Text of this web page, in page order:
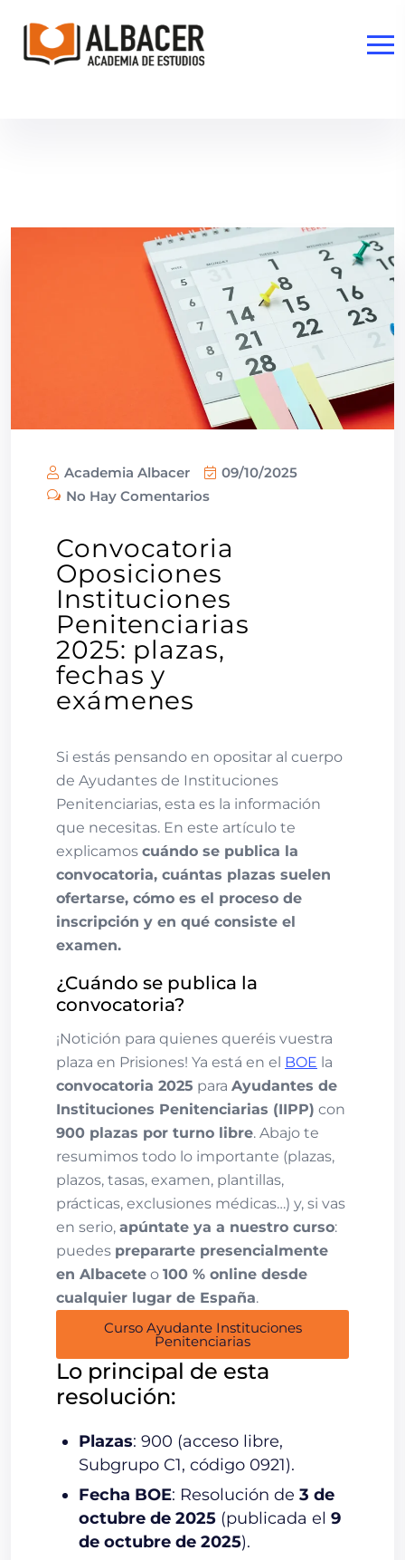
Academia Albacer
09/10/2025
No Hay Comentarios
Convocatoria
Oposiciones
Instituciones
Penitenciarias
2025: plazas,
fechas y
exámenes
Si estás pensando en opositar al cuerpo
de Ayudantes de Instituciones
Penitenciarias, esta es la información
que necesitas. En este artículo te
explicamos cuándo se publica la
convocatoria, cuántas plazas suelen
ofertarse, cómo es el proceso de
inscripción y en qué consiste el
examen.
¿Cuándo se publica la
convocatoria?
¡Notición para quienes queréis vuestra
plaza en Prisiones! Ya está en el BOE la
convocatoria 2025 para Ayudantes de
Instituciones Penitenciarias (IIPP) con
900 plazas por turno libre. Abajo te
resumimos todo lo importante (plazas,
plazos, tasas, examen, plantillas,
prácticas, exclusiones médicas…) y, si vas
en serio, apúntate ya a nuestro curso:
puedes prepararte presencialmente
en Albacete o 100 % online desde
cualquier lugar de España.
Curso Ayudante Instituciones
Penitenciarias
Lo principal de esta
resolución:
Plazas: 900 (acceso libre,
Subgrupo C1, código 0921).
Fecha BOE: Resolución de 3 de
octubre de 2025 (publicada el 9
de octubre de 2025).